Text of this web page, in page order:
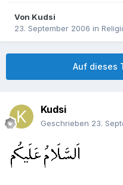
Von Kudsi
23. September 2006 in
Auf dieses
Kudsi
Geschrieben 23.